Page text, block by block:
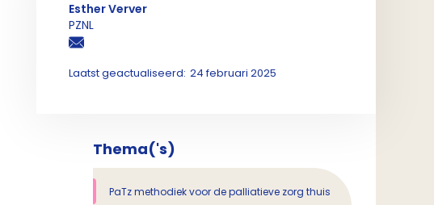
Esther Verver
PZNL
Laatst geactualiseerd: 24 februari 2025
Thema('s)
PaTz methodiek voor de palliatieve zorg thuis